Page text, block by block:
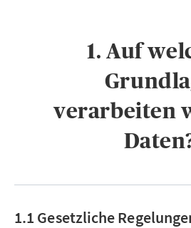
1. Auf
verarbeiten
1.1 Gesetzliche